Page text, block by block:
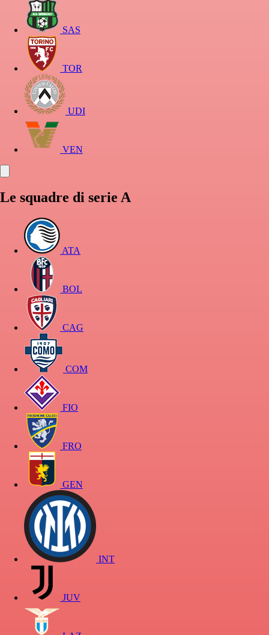
SAS
TOR
UDI
VEN
Le squadre di serie A
ATA
BOL
CAG
COM
FIO
FRO
GEN
INT
JUV